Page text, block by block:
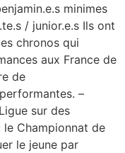
minimes
/ junior.e.s Ils ont
chronos qui
aux France de
de
–
sur des
Championnat de
le jeune par